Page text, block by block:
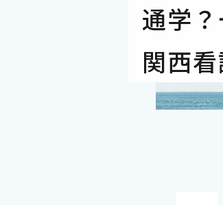
通学
関西